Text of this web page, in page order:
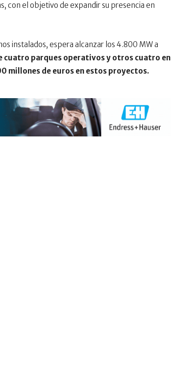
con el objetivo de expandir su presencia en
instalados, espera alcanzar los 4.800 MW a
cuatro parques operativos y otros cuatro en
millones de euros en estos proyectos.